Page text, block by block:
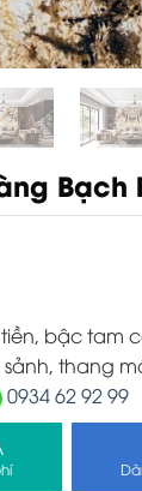
Bạch
bậc tam
thang
0934 62 92 99